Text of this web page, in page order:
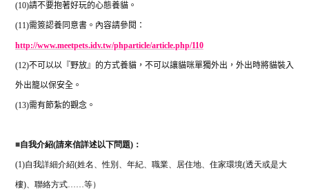
(10)請不要抱著好玩的心態養貓。
(11)需簽認養同意書。內容請參閱：
http://www.meetpets.idv.tw/phparticle/article.php/110
(12)不可以以『野放』的方式養貓，不可以讓貓咪單獨外出，外出時將貓裝入
外出籠以保安全。
(13)需有節紮的觀念。
■自我介紹(請來信詳述以下問題)：
(1)自我詳細介紹(姓名、性別、年紀、職業、居住地、住家環境(透天或是大
樓)、聯絡方式……等）